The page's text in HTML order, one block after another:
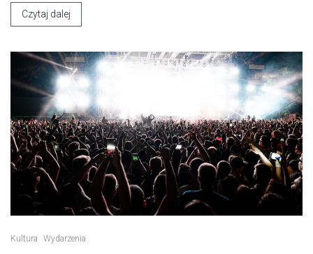
Czytaj dalej
Kultura Wydarzenia